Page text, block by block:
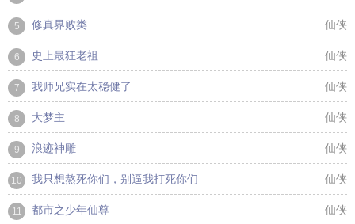
5 修真界败类 仙侠
6 史上最狂老祖 仙侠
7 我师兄实在太稳健了 仙侠
8 大梦主 仙侠
9 浪迹神雕 仙侠
10 我只想熬死你们，别逼我打死你们 仙侠
11 都市之少年仙尊 仙侠